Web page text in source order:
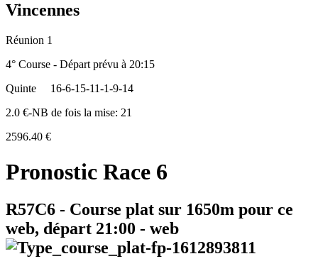
Vincennes
Réunion 1
4° Course - Départ prévu à 20:15
Quinte
16-6-15-11-1-9-14
2.0 €-NB de fois la mise: 21
2596.40 €
Pronostic Race 6
R57C6 - Course plat sur 1650m pour ce
web, départ 21:00 - web